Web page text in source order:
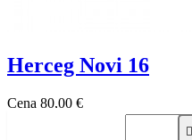
Herceg Novi 16
Cena 80,00 €
